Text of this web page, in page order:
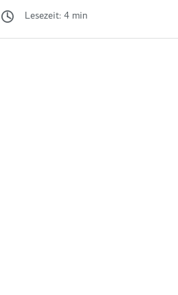
Lesezeit: 4 min